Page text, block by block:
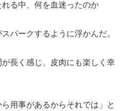
る中、何を血迷ったのか
パークするように浮かんだ。
長く感じ、皮肉にも楽しく幸
用事があるからそれでは」と